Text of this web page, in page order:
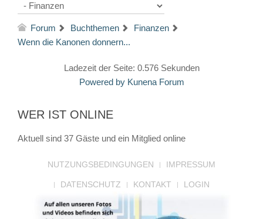
Forum Buchthemen
Finanzen
Wenn die Kanonen donnern...
Ladezeit der Seite: 0.576 Sekunden
Powered by Kunena Forum
WER IST ONLINE
Aktuell sind 37 Gäste und ein Mitglied online
NUTZUNGSBEDINGUNGEN IMPRESSUM
DATENSCHUTZ KONTAKT LOGIN